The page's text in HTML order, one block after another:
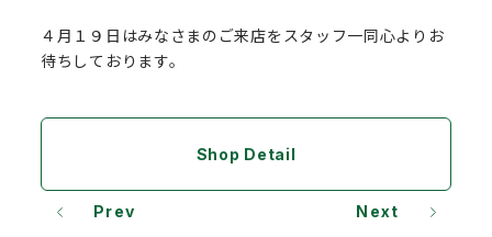
４月１９日はみなさまのご来店をスタッフ一同心よりお
待ちしております。
Shop Detail
Prev Next